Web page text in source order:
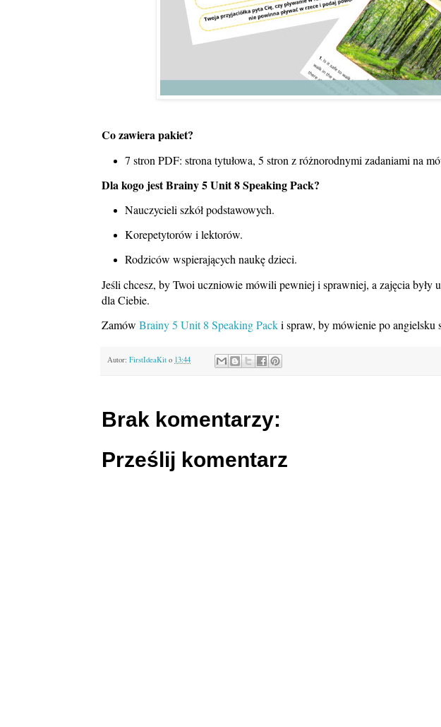
Co zawiera pakiet?
7 stron PDF: strona tytułowa, 5 stron z różnorodnymi zadaniami na
Dla kogo jest Brainy 5 Unit 8 Speaking Pack?
Nauczycieli szkół podstawowych.
Korepetytorów i lektorów.
Rodziców wspierających naukę dzieci.
Jeśli chcesz, by Twoi uczniowie mówili pewniej i sprawniej, a zajęcia były
dla Ciebie.
Zamów Brainy 5 Unit 8 Speaking Packi spraw, by mówienie po angielsku
Autor: FirstIdeaKit o 13:44
Brak komentarzy:
Prześlij komentarz